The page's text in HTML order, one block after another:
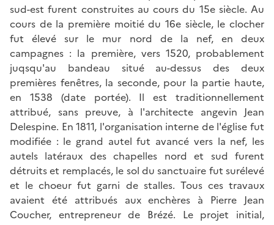
sud-est furent construites au cours du 15e siècle. Au
cours de la première moitié du 16e siècle, le clocher
fut élevé sur le mur nord de la nef, en deux
campagnes : la première, vers 1520, probablement
juqsqu'au bandeau situé au-dessus des deux
premières fenêtres, la seconde, pour la partie haute,
en 1538 (date portée). Il est traditionnellement
attribué, sans preuve, à l'architecte angevin Jean
Delespine. En 1811, l'organisation interne de l'église fut
modifiée : le grand autel fut avancé vers la nef, les
autels latéraux des chapelles nord et sud furent
détruits et remplacés, le sol du sanctuaire fut surélevé
et le choeur fut garni de stalles. Tous ces travaux
avaient été attribués aux enchères à Pierre Jean
Coucher, entrepreneur de Brézé. Le projet initial,